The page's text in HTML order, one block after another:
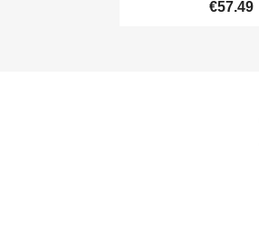
€57.49